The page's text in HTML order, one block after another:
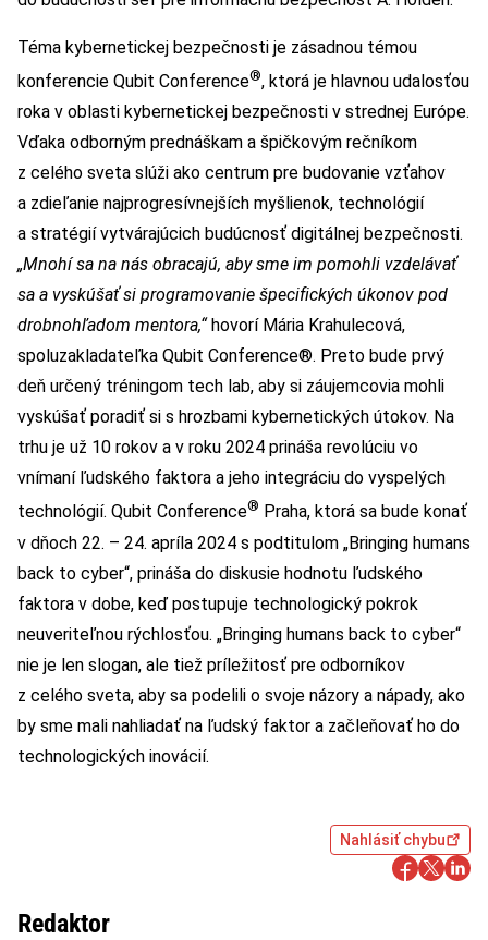
Téma kybernetickej bezpečnosti je zásadnou témou
konferencie Qubit Conference®, ktorá je hlavnou udalosťou
roka v oblasti kybernetickej bezpečnosti v strednej Európe.
Vďaka odborným prednáškam a špičkovým rečníkom
z celého sveta slúži ako centrum pre budovanie vzťahov
a zdieľanie najprogresívnejších myšlienok, technológií
a stratégií vytvárajúcich budúcnosť digitálnej bezpečnosti.
„Mnohí sa na nás obracajú, aby sme im pomohli vzdelávať
sa a vyskúšať si programovanie špecifických úkonov pod
drobnohľadom mentora,“ hovorí Mária Krahulecová,
spoluzakladateľka Qubit Conference®. Preto bude prvý
deň určený tréningom tech lab, aby si záujemcovia mohli
vyskúšať poradiť si s hrozbami kybernetických útokov. Na
trhu je už 10 rokov a v roku 2024 prináša revolúciu vo
vnímaní ľudského faktora a jeho integráciu do vyspelých
technológií. Qubit Conference® Praha, ktorá sa bude konať
v dňoch 22. – 24. apríla 2024 s podtitulom „Bringing humans
back to cyber“, prináša do diskusie hodnotu ľudského
faktora v dobe, keď postupuje technologický pokrok
neuveriteľnou rýchlosťou. „Bringing humans back to cyber“
nie je len slogan, ale tiež príležitosť pre odborníkov
z celého sveta, aby sa podelili o svoje názory a nápady, ako
by sme mali nahliadať na ľudský faktor a začleňovať ho do
technologických inovácií.
Nahlásiť chybu
Redaktor